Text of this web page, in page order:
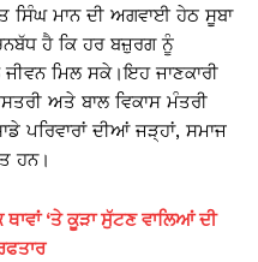
ਸਿੰਘ ਮਾਨ ਦੀ ਅਗਵਾਈ ਹੇਠ ਸੂਬਾ
ਹੈ ਕਿ ਹਰ ਬਜ਼ੁਰਗ ਨੂੰ
ਮਿਲ ਸਕੇ।ਇਹ ਜਾਣਕਾਰੀ
ਅਤੇ ਬਾਲ ਵਿਕਾਸ ਮੰਤਰੀ
ਪਰਿਵਾਰਾਂ ਦੀਆਂ ਜੜ੍ਹਾਂ, ਸਮਾਜ
ਹਨ।
‘ਤੇ ਕੂੜਾ ਸੁੱਟਣ ਵਾਲਿਆਂ ਦੀ